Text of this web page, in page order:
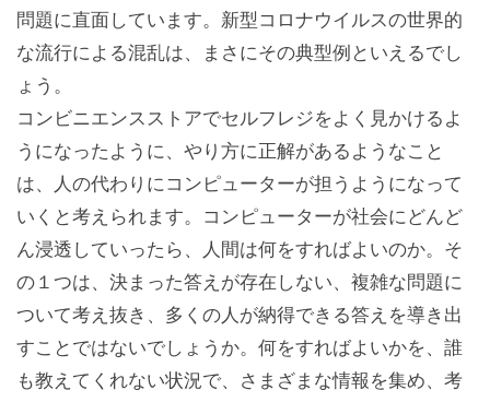
問題に直面しています。新型コロナウイルスの世界的
な流行による混乱は、まさにその典型例といえるでし
ょう。
コンビニエンスストアでセルフレジをよく見かけるよ
うになったように、やり方に正解があるようなこと
は、人の代わりにコンピューターが担うようになって
いくと考えられます。コンピューターが社会にどんど
ん浸透していったら、人間は何をすればよいのか。そ
の１つは、決まった答えが存在しない、複雑な問題に
ついて考え抜き、多くの人が納得できる答えを導き出
すことではないでしょうか。何をすればよいかを、誰
も教えてくれない状況で、さまざまな情報を集め、考